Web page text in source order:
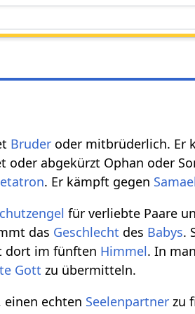
Bruder oder mitbrüderlich. Er
oder abgekürzt Ophan oder
. Er kämpft gegen Samael
für verliebte Paare
das Geschlecht des Babys.
dort im fünften Himmel. In
Gott zu übermitteln.
echten Seelenpartner zu